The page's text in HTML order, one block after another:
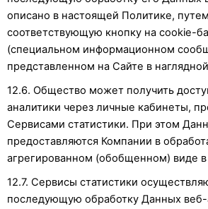
описано в настоящей Политике,
соответствующую кнопку на cookie-
(специальном информационном
представленном на Сайте в
12.6. Общество может получить
аналитики через личные кабинеты,
Сервисами статистики. При этом
предоставляются Компании в
агрегированном (обобщенном) виде
12.7. Сервисы статистики
последующую обработку Данных веб-